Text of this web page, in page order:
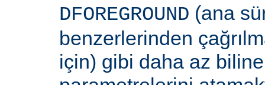
DFOREGROUND (ana
benzerlerinden
için) gibi daha az